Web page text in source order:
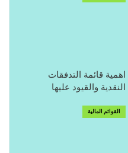
اهمية قائمة التدفقات
النقدية والقيود عليها
القوائم المالية